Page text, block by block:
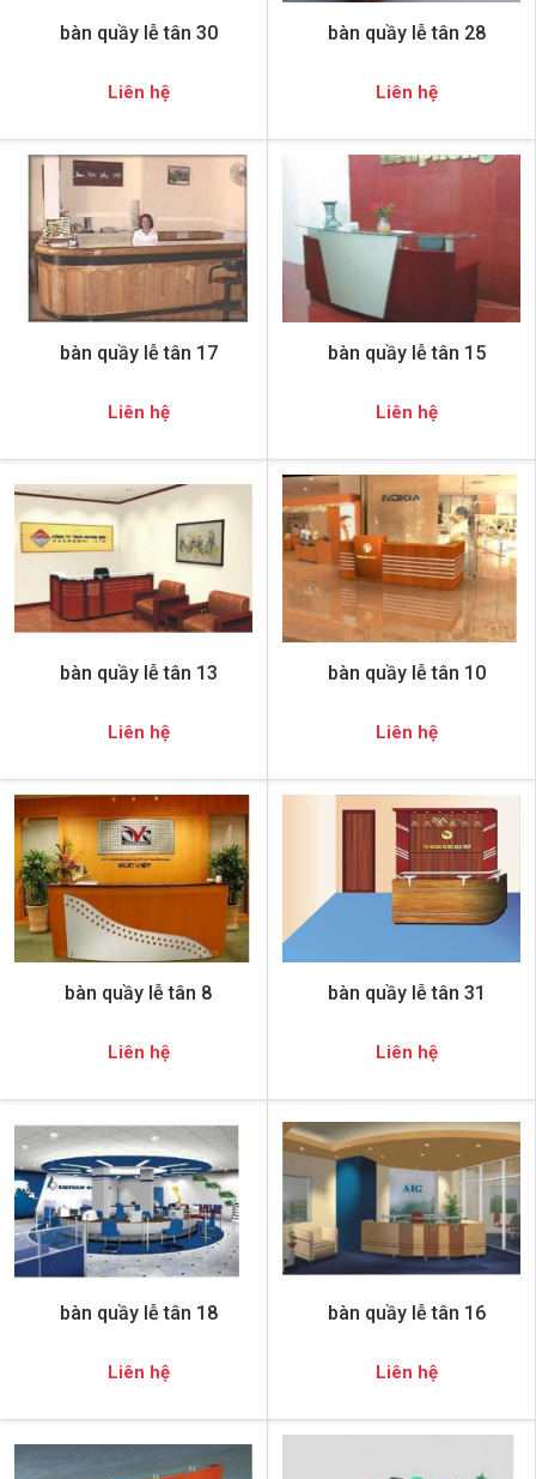
bàn quầy lễ tân 30
Liên hệ
bàn quầy lễ tân 28
Liên hệ
bàn quầy lễ tân 17
Liên hệ
bàn quầy lễ tân 15
Liên hệ
bàn quầy lễ tân 13
Liên hệ
bàn quầy lễ tân 10
Liên hệ
bàn quầy lễ tân 8
Liên hệ
bàn quầy lễ tân 31
Liên hệ
bàn quầy lễ tân 18
Liên hệ
bàn quầy lễ tân 16
Liên hệ